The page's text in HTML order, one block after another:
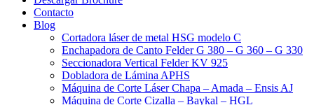
Contacto
Blog
Cortadora láser de metal HSG modelo C​
Enchapadora de Canto Felder G 380 – G 360 – G 330
Seccionadora Vertical Felder KV 925
Dobladora de Lámina APHS
Máquina de Corte Láser Chapa – Amada – Ensis AJ
Máquina de Corte Cizalla – Baykal – HGL